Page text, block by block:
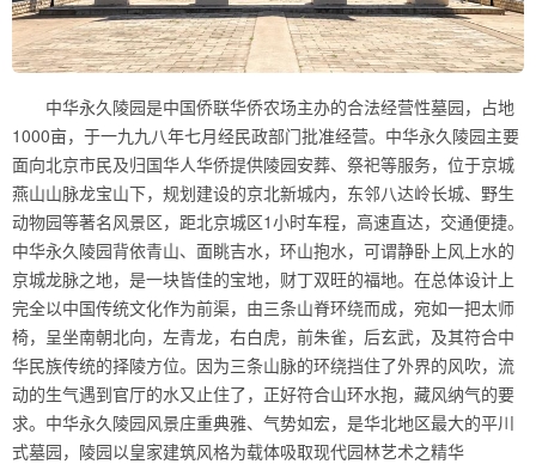
中华永久陵园是中国侨联华侨农场主办的合法经营性墓园，占地
1000亩，于一九九八年七月经民政部门批准经营。中华永久陵园主要
面向北京市民及归国华人华侨提供陵园安葬、祭祀等服务，位于京城
燕山山脉龙宝山下，规划建设的京北新城内，东邻八达岭长城、野生
动物园等著名风景区，距北京城区1小时车程，高速直达，交通便捷。
中华永久陵园背依青山、面眺吉水，环山抱水，可谓静卧上风上水的
京城龙脉之地，是一块皆佳的宝地，财丁双旺的福地。在总体设计上
完全以中国传统文化作为前渠，由三条山脊环绕而成，宛如一把太师
椅，呈坐南朝北向，左青龙，右白虎，前朱雀，后玄武，及其符合中
华民族传统的择陵方位。因为三条山脉的环绕挡住了外界的风吹，流
动的生气遇到官厅的水又止住了，正好符合山环水抱，藏风纳气的要
求。中华永久陵园风景庄重典雅、气势如宏，是华北地区最大的平川
式墓园，陵园以皇家建筑风格为载体吸取现代园林艺术之精华